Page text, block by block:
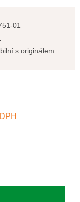
01
s originálem